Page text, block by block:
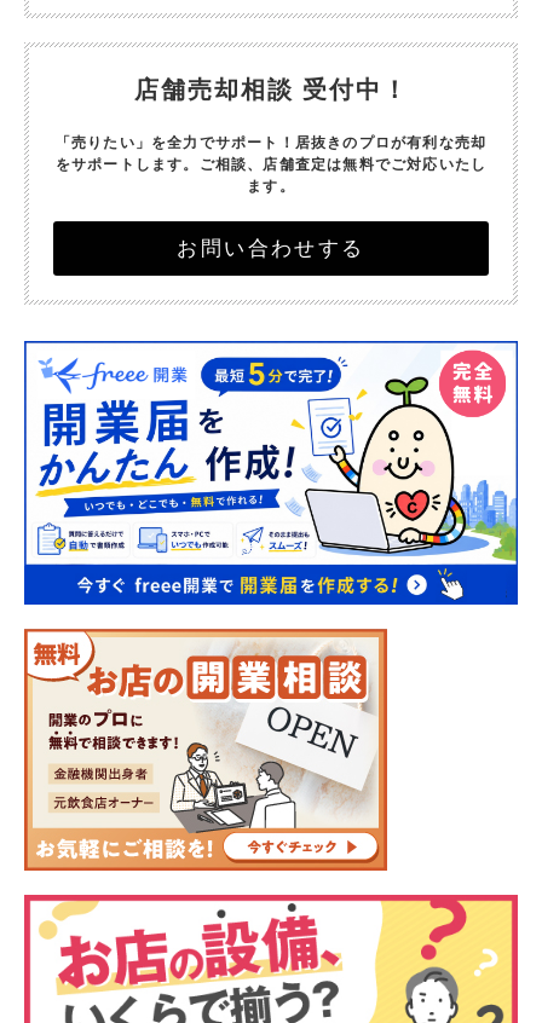
店舗売却相談 受付中！
「売りたい」を全力でサポート！ 居抜きのプロが有利な売却
をサポートします。 ご相談、店舗査定は無料でご対応いたし
ます。
お問い合わせする